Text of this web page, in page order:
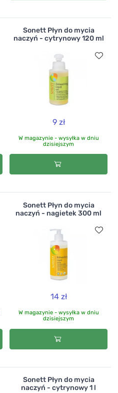
Sonett Płyn do mycia
naczyń - cytrynowy 120 ml
9 zł
W magazynie - wysyłka w dniu
dzisiejszym
Sonett Płyn do mycia
naczyń - nagietek 300 ml
14 zł
W magazynie - wysyłka w dniu
dzisiejszym
Sonett Płyn do mycia
naczyń - cytrynowy 1 l